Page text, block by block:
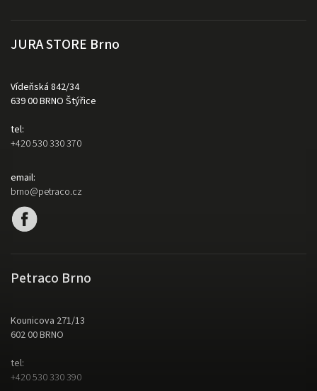
JURA STORE Brno
Vídeňská 842/34
639 00 BRNO Štýřice
tel:
+420 530 330 370
email:
brno@petraco.cz
Petraco Brno
Kounicova 271/13
602 00 BRNO
tel:
+420 530 330 390